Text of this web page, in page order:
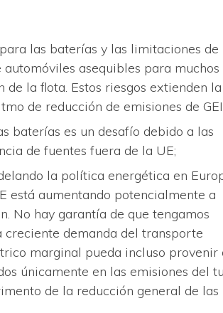
las baterías y las limitaciones de
asequibles para muchos
la flota. Estos riesgos extienden la
de reducción de emisiones de
baterías es un desafío debido a las
de fuentes fuera de la UE;
la política energética en
está aumentando potencialmente a
No hay garantía de que tengamos
demanda del transporte
marginal pueda incluso provenir
​​únicamente en las emisiones del
de la reducción general de las